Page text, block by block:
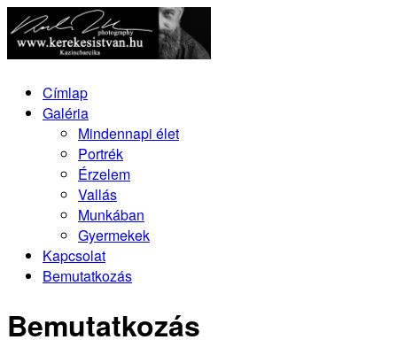
Címlap
Galéria
Mindennapi élet
Portrék
Érzelem
Vallás
Munkában
Gyermekek
Kapcsolat
Bemutatkozás
Bemutatkozás